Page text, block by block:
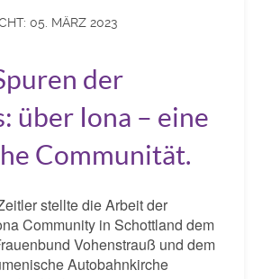
05. MÄRZ 2023
der
über Iona – eine
Communität.
stellte die Arbeit der
Community in Schottland dem
Vohenstrauß und dem
Autobahnkirche